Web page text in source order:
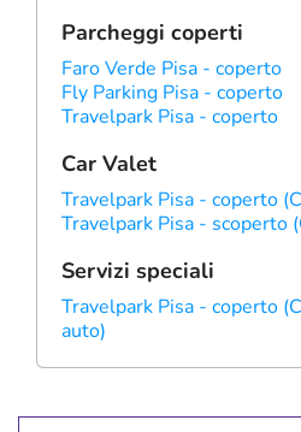
Parcheggi coperti
Faro Verde Pisa - coperto
Fly Parking Pisa - coperto
Travelpark Pisa - coperto
Car Valet
Travelpark Pisa - coperto
Travelpark Pisa - scoperto
Servizi speciali
Travelpark Pisa - coperto
auto)